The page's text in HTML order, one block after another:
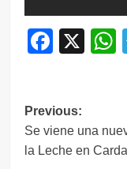
X
de
Previous:
Se viene una
la Leche en Cardal